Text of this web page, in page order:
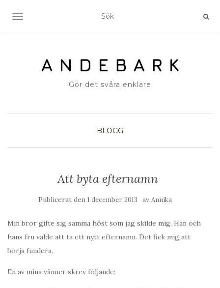
SLÅ PÅ/AV NAVIGERING
Gör det svåra enklare
BLOGG
Att byta efternamn
Publicerat den 1 december, 2013 av Annika
Min bror gifte sig samma höst som jag skilde mig. Han och
hans fru valde att ta ett nytt efternamn. Det fick mig att
börja fundera.
En av mina vänner skrev följande: